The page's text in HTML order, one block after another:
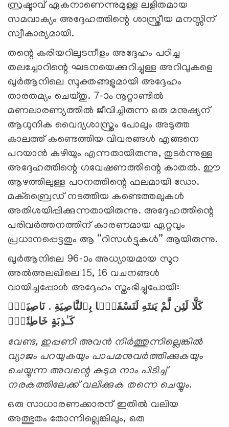
സ്രഷ്ടാവ് ഏകനാണെന്നുമുള്ള ലളിതമായ
സമവാക്യം അദ്ദേഹത്തിന്റെ ശാസ്ത്രീയ മനസ്സിന്
സ്വീകാര്യമായി.
തന്റെ കരിയറിലുടനീളം അദ്ദേഹം പഠിച്ച
തലച്ചോറിന്റെ ഘടനയെക്കുറിച്ചുള്ള അറിവുകളെ
ഖുർആനിലെ സൂക്തങ്ങളുമായി അദ്ദേഹം
താരതമ്യം ചെയ്തു. 7-ാം നൂറ്റാണ്ടിൽ
മണലാരണ്യത്തിൽ ജീവിച്ചിരുന്ന ഒരു മനുഷ്യന്
ആധുനിക വൈദ്യശാസ്ത്രം പോലും അടുത്ത
കാലത്ത് കണ്ടെത്തിയ വിവരങ്ങൾ എങ്ങനെ
പറയാൻ കഴിയും എന്നതായിരുന്നു, തുടര്‍ന്നുള്ള
അദ്ദേഹത്തിന്റെ ഗവേഷണത്തിന്റെ കാതൽ. ഈ
ആഴത്തിലുള്ള പഠനത്തിന്റെ ഫലമായി ഡോ.
മക്ബ്രൈഡ് നടത്തിയ കണ്ടെത്തലുകൾ
അതിശയിപ്പിക്കുന്നതായിരുന്നു. അദ്ദേഹത്തിന്റെ
പരിവർത്തനത്തിന് കാരണമായ ഏറ്റവും
പ്രധാനപ്പെട്ടതും ആ “റിസൾട്ടുകൾ” ആയിരുന്നു.
ഖുർആനിലെ 96-ാം അധ്യായമായ സൂറ
അൽഅലഖിലെ 15, 16 വചനങ്ങൾ
വായിച്ചപ്പോൾ അദ്ദേഹം സ്തംഭിച്ചുപോയി:
كَلَّا لَئِن لَّمْ يَنتَهِ لَنَسْفَعًۢا بِٱلنَّاصِيَةِ . نَاصِيَةٍۢ
كَـٰذِبَةٍ خَاطِئَةٍۢ
വേണ്ട, ഇപ്പണി അവൻ നിർത്തുന്നില്ലെങ്കിൽ
വ്യാജം പറയുകയും പാപമനുവർത്തിക്കുകയും
ചെയ്യുന്ന അവന്റെ കുടുമ നാം പിടിച്ച്
നരകത്തിലേക്ക് വലിക്കുക തന്നെ ചെയ്യും.
ഒരു സാധാരണക്കാരന് ഇതിൽ വലിയ
അത്ഭുതം തോന്നില്ലെങ്കിലും, ഒരു